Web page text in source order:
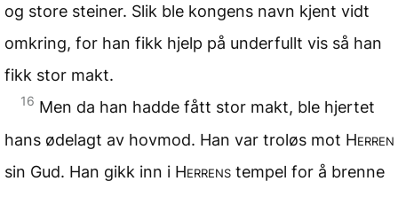
og store steiner. Slik ble kongens navn kjent vidt
omkring, for han fikk hjelp på underfullt vis så han
fikk stor makt.
16 Men da han hadde fått stor makt, ble hjertet
hans ødelagt av hovmod. Han var troløs mot Herren
sin Gud. Han gikk inn i Herrens tempel for å brenne